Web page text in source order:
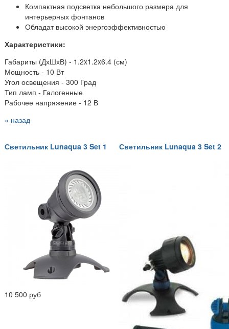
Компактная подсветка небольшого размера для
интерьерных фонтанов
Обладат высокой энергоэффективностью
Характеристики:
Габариты (ДхШхВ) - 1.2x1.2x6.4 (см)
Мощность - 10 Вт
Угол освещения - 300 Град
Тип ламп - Галогенные
Рабочее напряжение - 12 В
« назад
Светильник Lunaqua 3 Set 1
10 500 руб
Светильник Lunaqua 3 Set 2